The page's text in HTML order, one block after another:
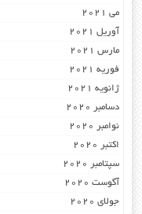
می 2021
آوریل 2021
مارس 2021
فوریه 2021
ژانویه 2021
دسامبر 2020
نوامبر 2020
اکتبر 2020
سپتامبر 2020
آگوست 2020
جولای 2020